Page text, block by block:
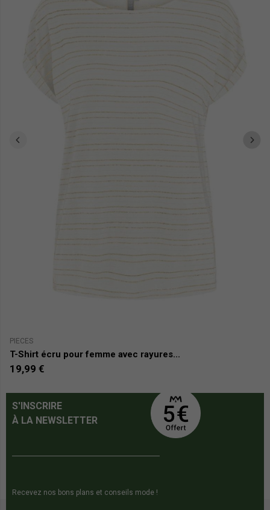
PIECES
T-Shirt écru pour femme avec rayures...
19,99 €
S'INSCRIRE
À LA NEWSLETTER
Recevez nos bons plans et conseils mode !